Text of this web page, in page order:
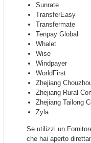
Sunrate
TransferEasy
Transfermate
Tenpay Global
Whalet
Wise
Windpayer
WorldFirst
Zhejiang
Zhejiang Rural
Zhejiang Tailong
Zyla
Se utilizzi un
che hai aperto